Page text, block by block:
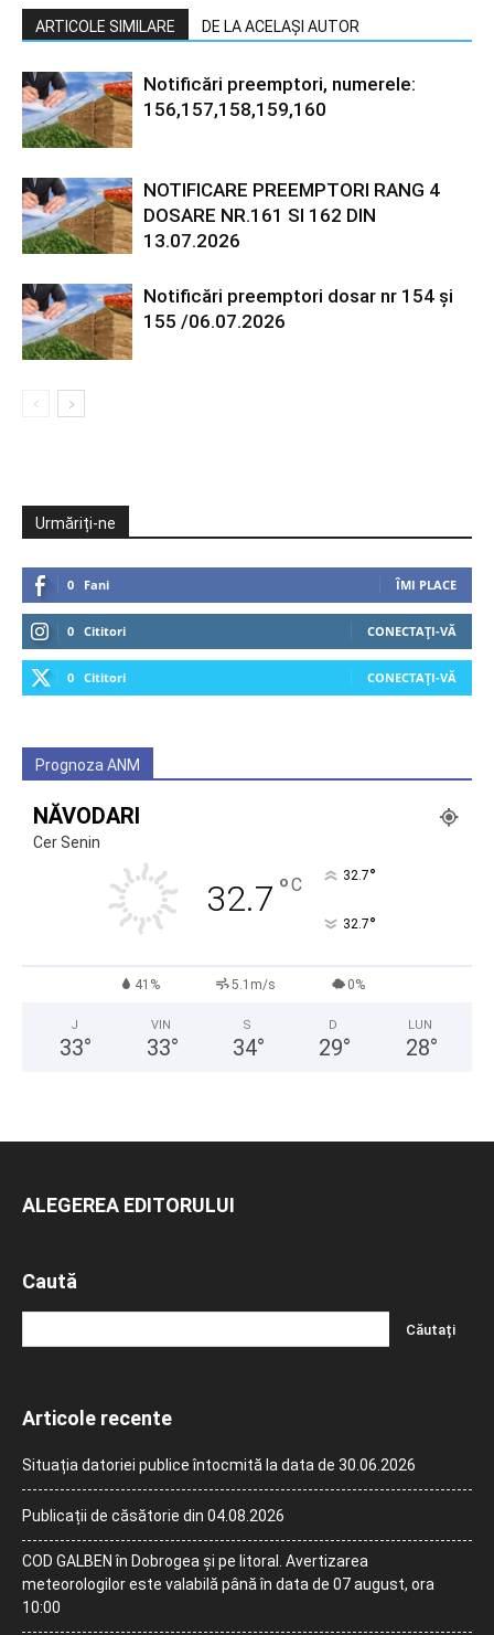
ARTICOLE SIMILARE DE LA ACELAȘI AUTOR
Notificări preemptori, numerele:
156,157,158,159,160
NOTIFICARE PREEMPTORI RANG 4
DOSARE NR.161 SI 162 DIN
13.07.2026
Notificări preemptori dosar nr 154 și
155 /06.07.2026
Urmăriți-ne
0 Fani ÎMI PLACE
0 Cititori CONECTAȚI-VĂ
0 Cititori CONECTAȚI-VĂ
Prognoza ANM
NĂVODARI
Cer Senin
32.7 °C 32.7°
32.7°
41% 5.1m/s 0%
J
33°
VIN
33°
S
34°
D
29°
LUN
28°
ALEGEREA EDITORULUI
Caută
Articole recente
Situația datoriei publice întocmită la data de 30.06.2026
Publicații de căsătorie din 04.08.2026
COD GALBEN în Dobrogea și pe litoral. Avertizarea
meteorologilor este valabilă până în data de 07 august, ora
10:00